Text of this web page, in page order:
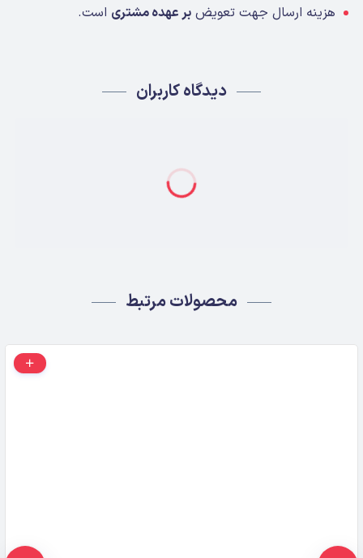
هزینه ارسال جهت تعویض بر عهده مشتری است.
دیدگاه کاربران
محصولات مرتبط